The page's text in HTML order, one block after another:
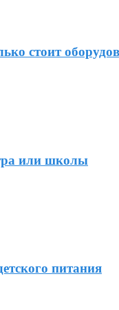
стоит
или школы
питания